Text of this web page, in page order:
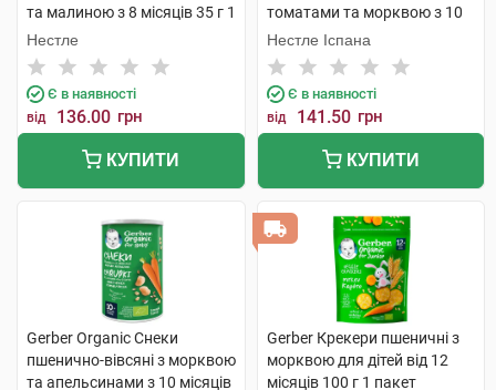
та малиною з 8 місяців 35 г 1
банка
Нестле
Є в наявності
від 136.00 грн
КУПИТИ
томатами та морквою з 10
місяців 35 г 1 банка
Нестле Іспана
Є в наявності
від 141.50 грн
КУПИТИ
Gerber Organic Снеки
пшенично-вівсяні з морквою
та апельсинами з 10 місяців
Gerber Крекери пшеничні з
морквою для дітей від 12
місяців 100 г 1 пакет